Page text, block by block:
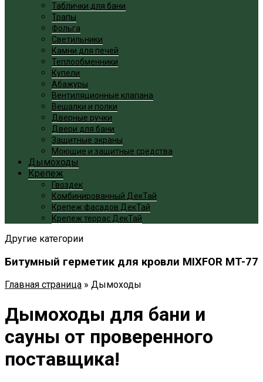
Таблички для бани
Трапы
Фольга
Светильники
Камни для печей
Теплообменники
Купели
Абажуры
Вентиляционные клапана
Вешалки и полки
Дверные ручки
Двери для бани
Защитные экраны
Моющие и защитные средства
Дымоходы
Крепеж
Гвоздек
Комбинированный ДекТай
Крепеж фасадов ДекТай
Крепеж террас ДекТай
Другие категории
Битумный герметик для кровли MIXFOR MT-77
Главная страница » Дымоходы
Дымоходы для бани и
сауны от проверенного
поставщика!